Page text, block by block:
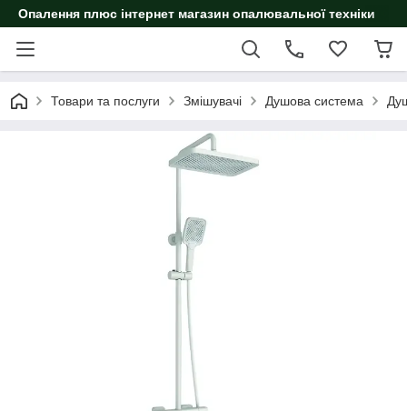
Опалення плюс інтернет магазин опалювальної техніки
Товари та послуги Змішувачі Душова система